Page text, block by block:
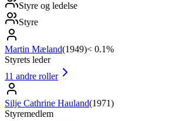
Styre og ledelse
Styre
Martin Mæland(1949)< 0.1%
Styrets leder
11 andre roller
Silje Cathrine Hauland(1971)
Styremedlem